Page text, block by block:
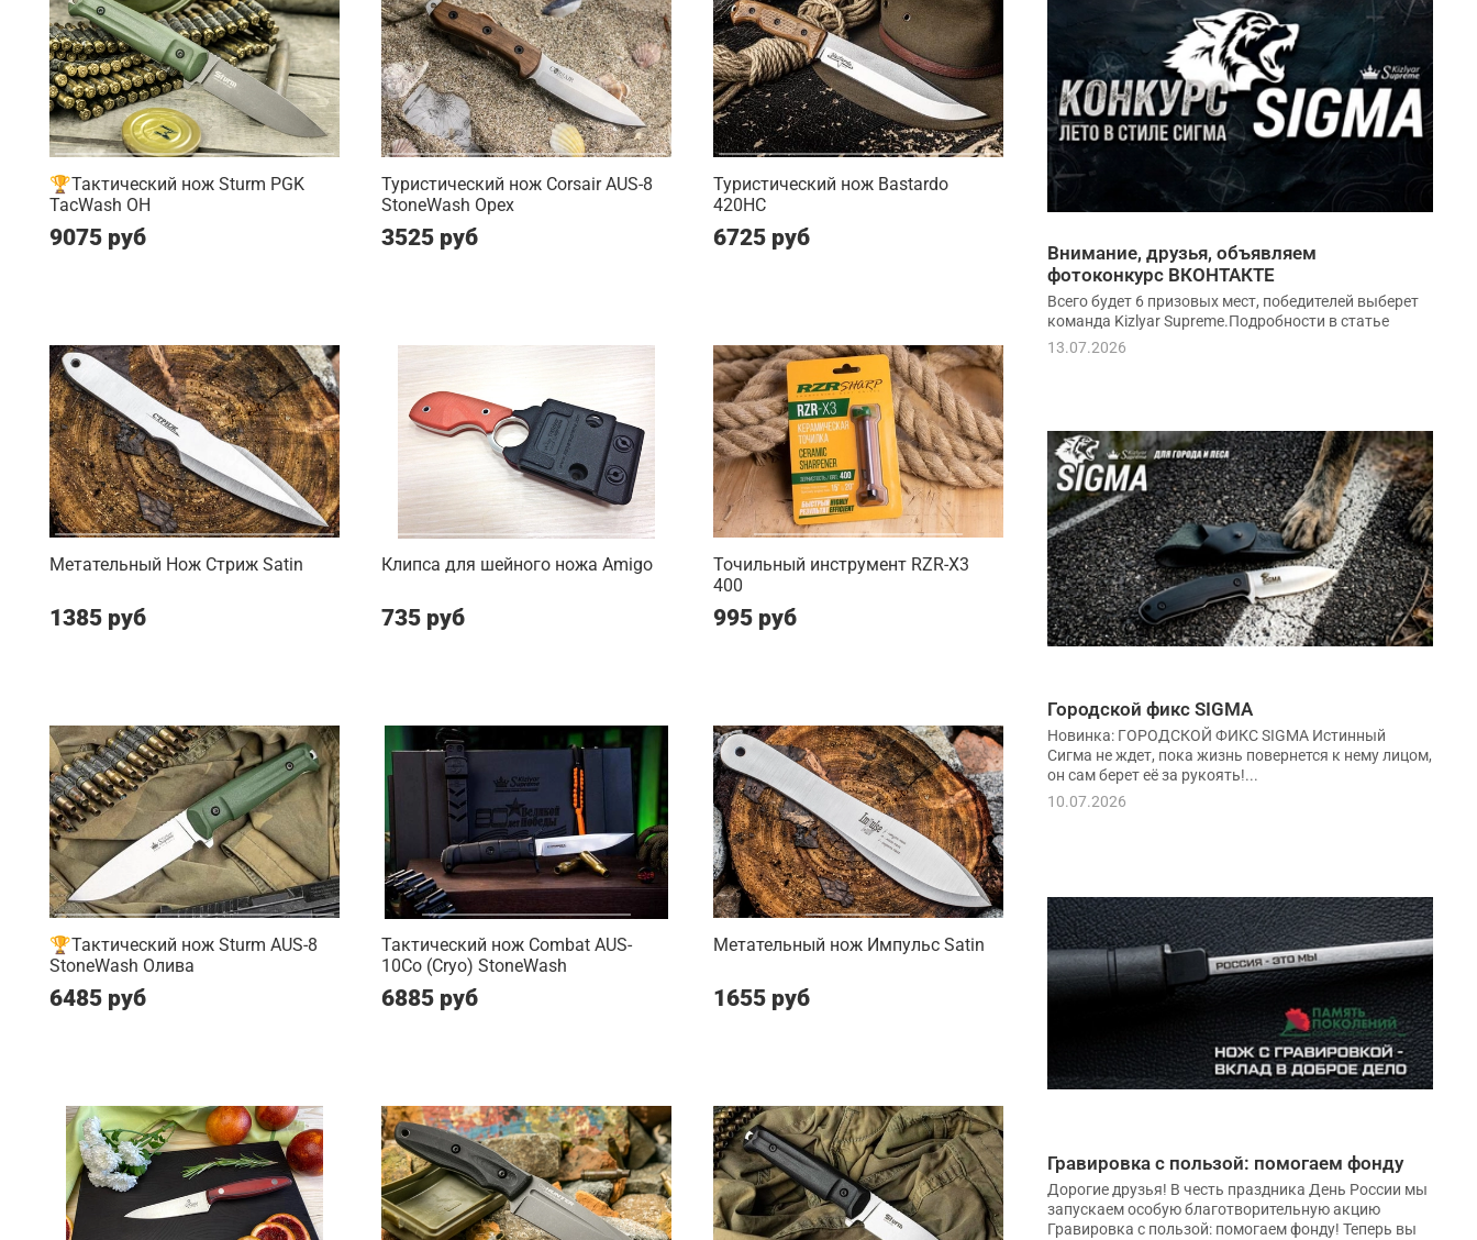
🏆Тактический нож Sturm PGK
TacWash OH
9075 руб
Туристический нож Corsair AUS-8
StoneWash Орех
3525 руб
Туристический нож Bastardo
420HC
6725 руб
Метательный Нож Стриж Satin
1385 руб
Клипса для шейного ножа Amigo
735 руб
Точильный инструмент RZR-X3
400
995 руб
🏆Тактический нож Sturm AUS-8
StoneWash Олива
6485 руб
Тактический нож Combat AUS-
10Co (Cryo) StoneWash
6885 руб
Метательный нож Импульс Satin
1655 руб
Внимание, друзья, объявляем
фотоконкурс ВКОНТАКТЕ
Всего будет 6 призовых мест, победителей выберет
команда Kizlyar Supreme.Подробности в статье
13.07.2026
Городской фикс SIGMA
Новинка: ГОРОДСКОЙ ФИКС SIGMA Истинный
Сигма не ждет, пока жизнь повернется к нему лицом,
он сам берет её за рукоять!...
10.07.2026
Гравировка с пользой: помогаем фонду
Дорогие друзья! В честь праздника День России мы
запускаем особую благотворительную акцию
Гравировка с пользой: помогаем фонду! Теперь вы